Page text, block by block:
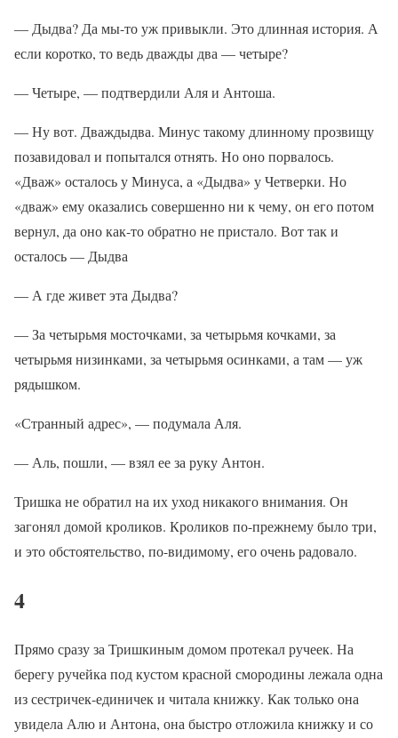
— Дыдва? Да мы-то уж привыкли. Это длинная история. А
если коротко, то ведь дважды два — четыре?
— Четыре, — подтвердили Аля и Антоша.
— Ну вот. Дваждыдва. Минус такому длинному прозвищу
позавидовал и попытался отнять. Но оно порвалось.
«Дваж» осталось у Минуса, а «Дыдва» у Четверки. Но
«дваж» ему оказались совершенно ни к чему, он его потом
вернул, да оно как-то обратно не пристало. Вот так и
осталось — Дыдва
— А где живет эта Дыдва?
— За четырьмя мосточками, за четырьмя кочками, за
четырьмя низинками, за четырьмя осинками, а там — уж
рядышком.
«Странный адрес», — подумала Аля.
— Аль, пошли, — взял ее за руку Антон.
Тришка не обратил на их уход никакого внимания. Он
загонял домой кроликов. Кроликов по-прежнему было три,
и это обстоятельство, по-видимому, его очень радовало.
4
Прямо сразу за Тришкиным домом протекал ручеек. На
берегу ручейка под кустом красной смородины лежала одна
из сестричек-единичек и читала книжку. Как только она
увидела Алю и Антона, она быстро отложила книжку и со